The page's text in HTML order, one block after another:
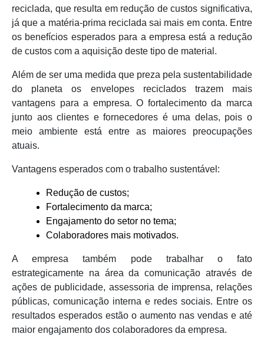
reciclada, que resulta em redução de custos significativa,
já que a matéria-prima reciclada sai mais em conta. Entre
os benefícios esperados para a empresa está a redução
de custos com a aquisição deste tipo de material.
Além de ser uma medida que preza pela sustentabilidade
do planeta os envelopes reciclados trazem mais
vantagens para a empresa. O fortalecimento da marca
junto aos clientes e fornecedores é uma delas, pois o
meio ambiente está entre as maiores preocupações
atuais.
Vantagens esperados com o trabalho sustentável:
Redução de custos;
Fortalecimento da marca;
Engajamento do setor no tema;
Colaboradores mais motivados.
A empresa também pode trabalhar o fato
estrategicamente na área da comunicação através de
ações de publicidade, assessoria de imprensa, relações
públicas, comunicação interna e redes sociais. Entre os
resultados esperados estão o aumento nas vendas e até
maior engajamento dos colaboradores da empresa.